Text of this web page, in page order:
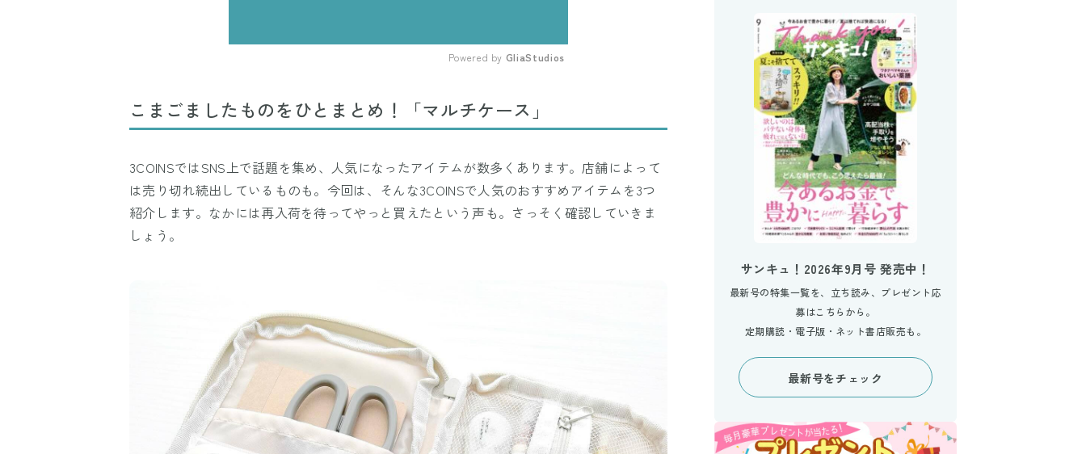
Mute
Powered by GliaStudios
こまごましたものをひとまとめ！「マルチケース」
3COINSではSNS上で話題を集め、人気になったアイテムが数多くあります。店舗によって
は売り切れ続出しているものも。今回は、そんな3COINSで人気のおすすめアイテムを3つ
紹介します。なかには再入荷を待ってやっと買えたという声も。さっそく確認していきま
しょう。
サンキュ！2026年9月号 発売中！
最新号の特集一覧を、立ち読み、プレゼント応
募はこちらから。
定期購読・電子版・ネット書店販売も。
最新号をチェック